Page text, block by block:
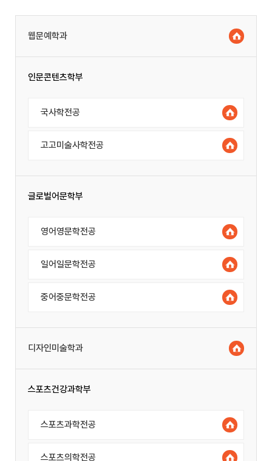
웹문예학과
인문콘텐츠학부
국사학전공
고고미술사학전공
글로벌어문학부
영어영문학전공
일어일문학전공
중어중문학전공
디자인미술학과
스포츠건강과학부
스포츠과학전공
스포츠의학전공